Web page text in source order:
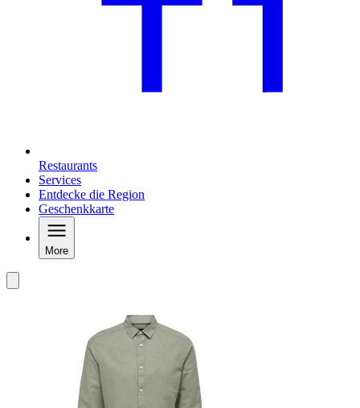
Restaurants
Services
Entdecke die Region
Geschenkkarte
More